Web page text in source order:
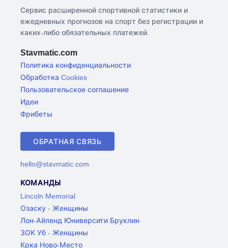
Сервис расширенной спортивной статистики и
ежедневных прогнозов на спорт без регистрации и
каких-либо обязательных платежей.
Stavmatic.com
Политика конфиденциальности
Обработка Cookies
Пользовательское соглашение
Идеи
Фрибеты
ОБРАТНАЯ СВЯЗЬ
hello@stavmatic.com
КОМАНДЫ
Lincoln Memorial
Озаску - Женщины
Лон-Айленд Юниверсити Бруклин
ЗОК Уб - Женщины
Крка Ново-Место